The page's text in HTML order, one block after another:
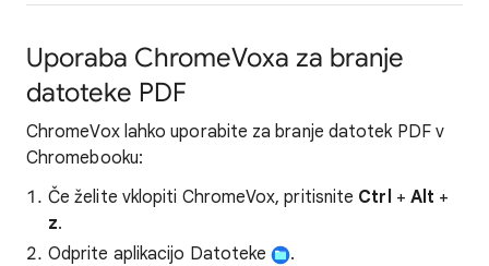
Uporaba ChromeVoxa za branje
datoteke PDF
ChromeVox lahko uporabite za branje datotek PDF v
Chromebooku:
Če želite vklopiti ChromeVox, pritisnite Ctrl + Alt +
z.
Odprite aplikacijo Datoteke
.